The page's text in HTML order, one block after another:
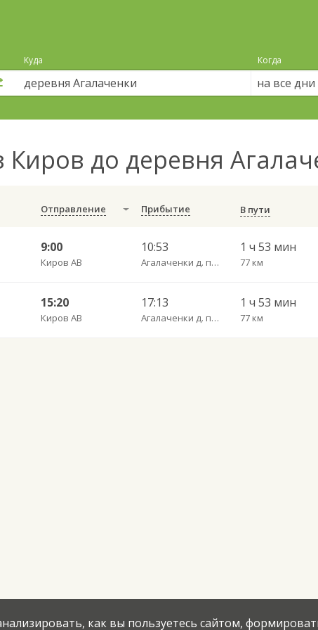
Куда Когда
на все дни
Киров до деревня
Отправление Прибытие В пути
9:00
Киров АВ
10:53
Агалаченки д. пов.
1 ч 53 мин
77 км
15:20
Киров АВ
17:13
Агалаченки д. пов.
1 ч 53 мин
77 км
как вы пользуетесь сайтом,